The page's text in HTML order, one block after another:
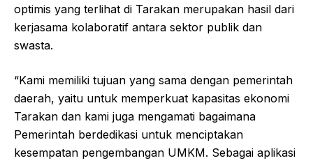
optimis yang terlihat di Tarakan merupakan hasil dari
kerjasama kolaboratif antara sektor publik dan
swasta.
“Kami memiliki tujuan yang sama dengan pemerintah
daerah, yaitu untuk memperkuat kapasitas ekonomi
Tarakan dan kami juga mengamati bagaimana
Pemerintah berdedikasi untuk menciptakan
kesempatan pengembangan UMKM. Sebagai aplikasi